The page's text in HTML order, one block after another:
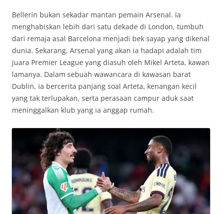
Bellerín bukan sekadar mantan pemain Arsenal. Ia
menghabiskan lebih dari satu dekade di London, tumbuh
dari remaja asal Barcelona menjadi bek sayap yang dikenal
dunia. Sekarang, Arsenal yang akan ia hadapi adalah tim
juara Premier League yang diasuh oleh Mikel Arteta, kawan
lamanya. Dalam sebuah wawancara di kawasan barat
Dublin, ia bercerita panjang soal Arteta, kenangan kecil
yang tak terlupakan, serta perasaan campur aduk saat
meninggalkan klub yang ia anggap rumah.